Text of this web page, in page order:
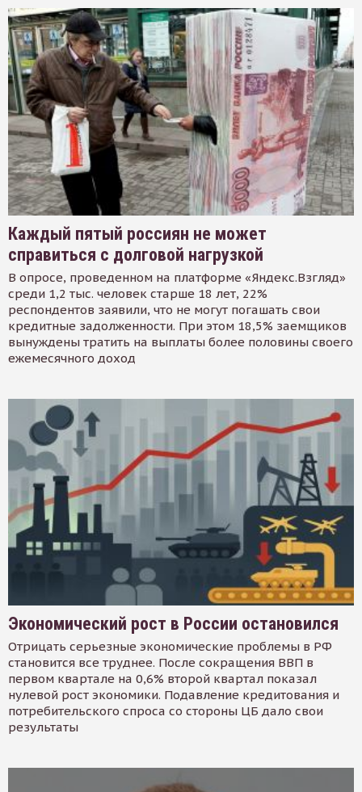
Каждый пятый россиян не может
справиться с долговой нагрузкой
В опросе, проведенном на платформе «Яндекс.Взгляд»
среди 1,2 тыс. человек старше 18 лет, 22%
респондентов заявили, что не могут погашать свои
кредитные задолженности. При этом 18,5% заемщиков
вынуждены тратить на выплаты более половины своего
ежемесячного доход
Экономический рост в России остановился
Отрицать серьезные экономические проблемы в РФ
становится все труднее. После сокращения ВВП в
первом квартале на 0,6% второй квартал показал
нулевой рост экономики. Подавление кредитования и
потребительского спроса со стороны ЦБ дало свои
результаты